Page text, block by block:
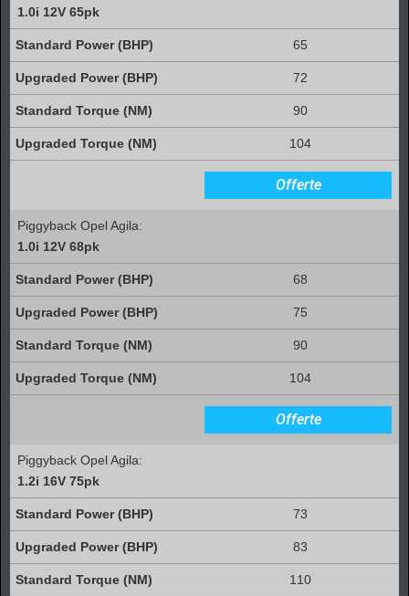
1.0i 12V 65pk
65
72
90
104
Offerte
Piggyback Opel Agila:
1.0i 12V 68pk
68
75
90
104
Offerte
Piggyback Opel Agila:
1.2i 16V 75pk
73
83
110